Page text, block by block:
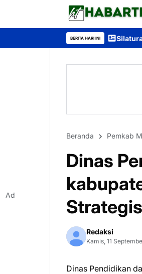
BERITA HARI INI
Silaturahmi Bersama Taruna
Beranda Pemkab
Dinas
Redaksi
Kamis, 11
Dinas Pendidikan
Ad